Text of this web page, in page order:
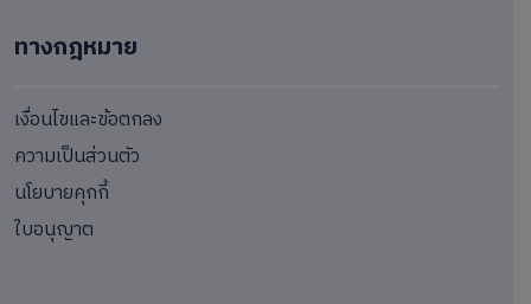
ทางกฎหมาย
เงื่อนไขและข้อตกลง
ความเป็นส่วนตัว
นโยบายคุกกี้
ใบอนุญาต